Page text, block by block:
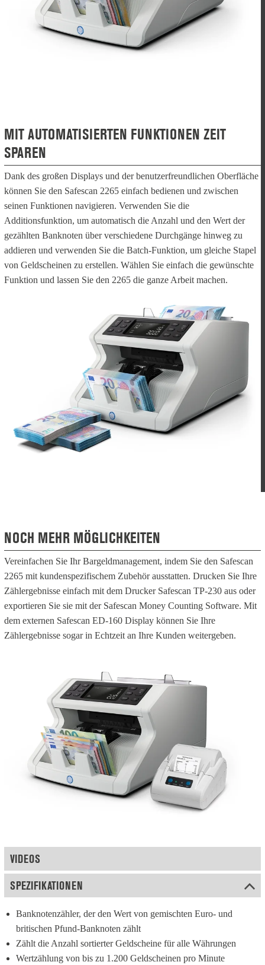
MIT AUTOMATISIERTEN FUNKTIONEN ZEIT
SPAREN
Dank des großen Displays und der benutzerfreundlichen Oberfläche
können Sie den Safescan 2265 einfach bedienen und zwischen
seinen Funktionen navigieren. Verwenden Sie die
Additionsfunktion, um automatisch die Anzahl und den Wert der
gezählten Banknoten über verschiedene Durchgänge hinweg zu
addieren und verwenden Sie die Batch-Funktion, um gleiche Stapel
von Geldscheinen zu erstellen. Wählen Sie einfach die gewünschte
Funktion und lassen Sie den 2265 die ganze Arbeit machen.
NOCH MEHR MÖGLICHKEITEN
Vereinfachen Sie Ihr Bargeldmanagement, indem Sie den Safescan
2265 mit kundenspezifischem Zubehör ausstatten. Drucken Sie Ihre
Zählergebnisse einfach mit dem Drucker Safescan TP-230 aus oder
exportieren Sie sie mit der Safescan Money Counting Software. Mit
dem externen Safescan ED-160 Display können Sie Ihre
Zählergebnisse sogar in Echtzeit an Ihre Kunden weitergeben.
VIDEOS
SPEZIFIKATIONEN
Banknotenzähler, der den Wert von gemischten Euro- und
britischen Pfund-Banknoten zählt
Zählt die Anzahl sortierter Geldscheine für alle Währungen
Wertzählung von bis zu 1.200 Geldscheinen pro Minute